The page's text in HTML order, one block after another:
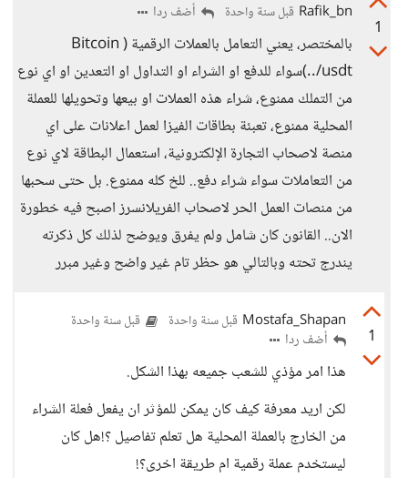
1
Rafik_bn قبل سنة واحدة أضف ردا
بالمختصر، يعني التعامل بالعملات الرقمية ( Bitcoin
/usdt..)سواء للدفع او الشراء او التداول او التعدين او اي نوع
من التملك ممنوع، شراء هذه العملات او بيعها وتحويلها للعملة
المحلية ممنوع، تعبئة بطاقات الفيزا لعمل اعلانات على اي
منصة لاصحاب التجارة الإلكترونية، استعمال البطاقة لاي نوع
من التعاملات سواء شراء دفع.. للخ كله ممنوع. بل حتى سحبها
من منصات العمل الحر لاصحاب الفريلانسرز اصبح فيه خطورة
الان.. القانون كان شامل ولم يفرق ويوضح لذلك كل ذكرته
يندرج تحته وبالتالي هو حظر تام غير واضح وغير مبرر
1
Mostafa_Shapan قبل سنة واحدة قبل سنة واحدة
أضف ردا
هذا امر مؤذي للشعب جميعه بهذا الشكل.
لكن اريد معرفة كيف كان يمكن للمؤثر ان يفعل فعلة الشراء
من الخارج بالعملة المحلية هل تعلم تفاصيل ؟!هل كان
ليستخدم عملة رقمية ام طريقة اخرى؟!